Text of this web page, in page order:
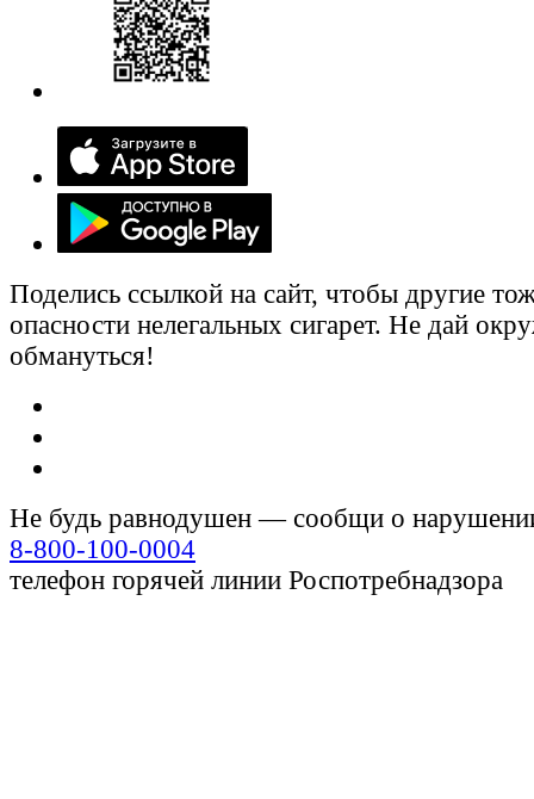
Поделись ссылкой на сайт, чтобы другие
опасности нелегальных сигарет. Не дай
обмануться!
Не будь равнодушен — сообщи о
8-800-100-0004
телефон горячей линии Роспотребнадзора